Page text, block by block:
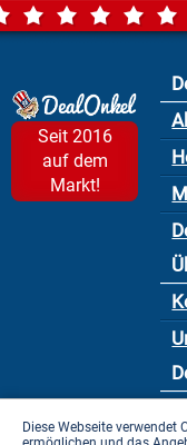
Seit 2016
auf dem
Markt!
Diese Webseite verwendet